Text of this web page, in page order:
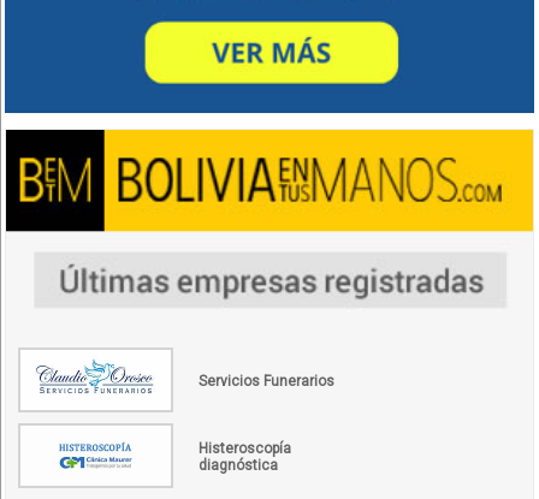
Servicios Funerarios
Histeroscopía
diagnóstica